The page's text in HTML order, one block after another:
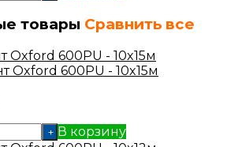
товары Сравнить все
Oxford 600PU - 10x15м
+ В корзину